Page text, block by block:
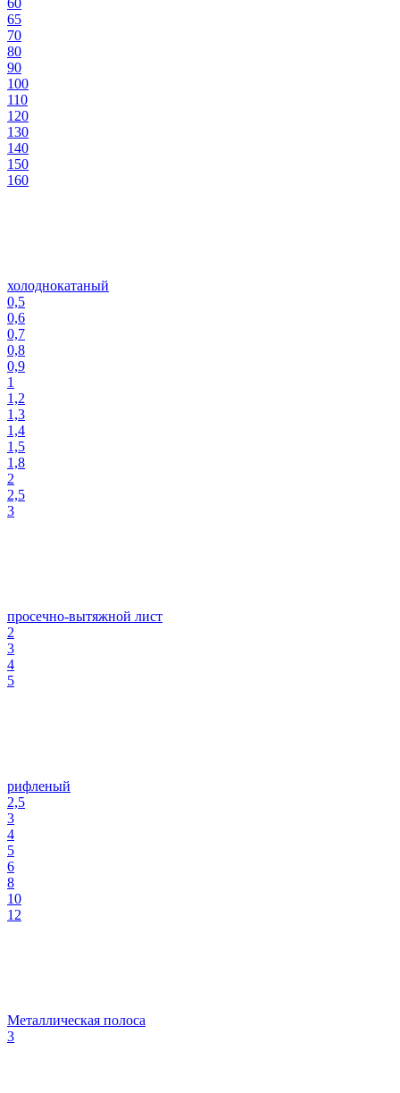
60
65
70
80
90
100
110
120
130
140
150
160
холоднокатаный
0,5
0,6
0,7
0,8
0,9
1
1,2
1,3
1,4
1,5
1,8
2
2,5
3
просечно-вытяжной лист
2
3
4
5
рифленый
2,5
3
4
5
6
8
10
12
Металлическая полоса
3